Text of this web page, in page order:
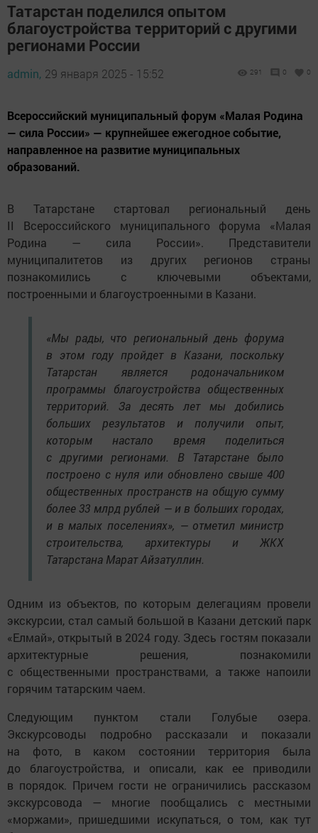
Татарстан поделился опытом
благоустройства территорий с другими
регионами России
admin, 29 января 2025 - 15:52 291 0 0
Всероссийский муниципальный форум «Малая Родина
— сила России» — крупнейшее ежегодное событие,
направленное на развитие муниципальных
образований.
В Татарстане стартовал региональный день
II Всероссийского муниципального форума «Малая
Родина — сила России». Представители
муниципалитетов из других регионов страны
познакомились с ключевыми объектами,
построенными и благоустроенными в Казани.
«Мы рады, что региональный день форума
в этом году пройдет в Казани, поскольку
Татарстан является родоначальником
программы благоустройства общественных
территорий. За десять лет мы добились
больших результатов и получили опыт,
которым настало время поделиться
с другими регионами. В Татарстане было
построено с нуля или обновлено свыше 400
общественных пространств на общую сумму
более 33 млрд рублей — и в больших городах,
и в малых поселениях», — отметил министр
строительства, архитектуры и ЖКХ
Татарстана Марат Айзатуллин.
Одним из объектов, по которым делегациям провели
экскурсии, стал самый большой в Казани детский парк
«Елмай», открытый в 2024 году. Здесь гостям показали
архитектурные решения, познакомили
с общественными пространствами, а также напоили
горячим татарским чаем.
Следующим пунктом стали Голубые озера.
Экскурсоводы подробно рассказали и показали
на фото, в каком состоянии территория была
до благоустройства, и описали, как ее приводили
в порядок. Причем гости не ограничились рассказом
экскурсовода — многие пообщались с местными
«моржами», пришедшими искупаться, о том, как тут